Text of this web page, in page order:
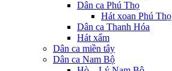
Dân ca Phú Thọ
Hát xoan Phú Thọ
Dân ca Thanh Hóa
Hát xẩm
Dân ca miền tây
Dân ca Nam Bộ